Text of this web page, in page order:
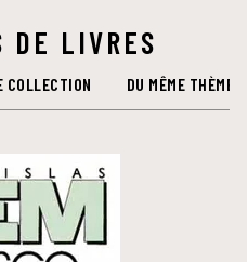
DE LIVRES
COLLECTION DU MÊME THÈME